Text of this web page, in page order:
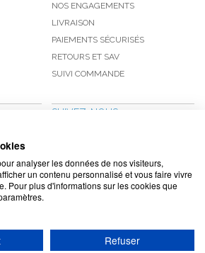
NOS ENGAGEMENTS
LIVRAISON
PAIEMENTS SÉCURISÉS
RETOURS ET SAV
SUIVI COMMANDE
SUIVEZ-NOUS
NOTRE BLOG
analyser les données de nos visiteurs,
un contenu personnalisé et vous faire vivre
Pour plus d'informations sur les cookies que
Refuser